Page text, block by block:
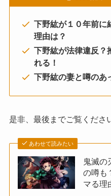
下野紘が１０年前に
理由は？
下野紘が法律違反？
れる！
下野紘の妻と噂のあ
是非、最後までご覧くださ
あわせて読みたい
鬼滅の
の噂も
マる理